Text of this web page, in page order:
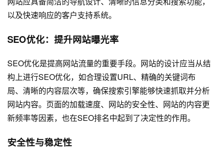
以及快速响应的客户支持系统。
SEO优化：提升网站曝光率
SEO优化是提高网站流量的重要手段。网站的设计应当从结
构上进行SEO优化，如合理设置URL、精确的关键词布
局、清晰的内容层次等，确保搜索引擎能够快速抓取并分析
网站内容。页面的加载速度、网站的安全性、网站的内容更
新频率等因素，也在SEO排名中起到了决定性的作用。
安全性与稳定性